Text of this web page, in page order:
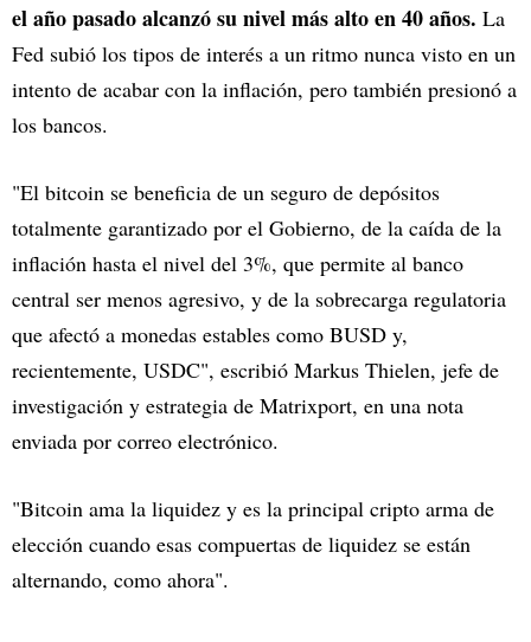
el año pasado alcanzó su nivel más alto en 40 años. La
Fed subió los tipos de interés a un ritmo nunca visto en un
intento de acabar con la inflación, pero también presionó a
los bancos.
"El bitcoin se beneficia de un seguro de depósitos
totalmente garantizado por el Gobierno, de la caída de la
inflación hasta el nivel del 3%, que permite al banco
central ser menos agresivo, y de la sobrecarga regulatoria
que afectó a monedas estables como BUSD y,
recientemente, USDC", escribió Markus Thielen, jefe de
investigación y estrategia de Matrixport, en una nota
enviada por correo electrónico.
"Bitcoin ama la liquidez y es la principal cripto arma de
elección cuando esas compuertas de liquidez se están
alternando, como ahora".